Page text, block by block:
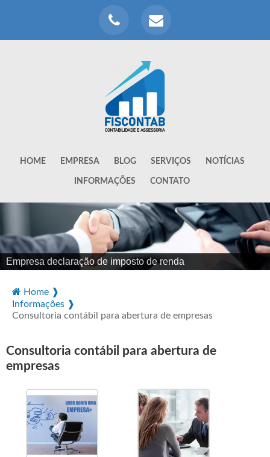
HOME EMPRESA BLOG SERVIÇOS NOTÍCIAS
INFORMAÇÕES CONTATO
Empresa declaração de imposto de renda
Home ❱
Informações ❱
Consultoria contábil para abertura de empresas
Consultoria contábil para abertura de
empresas